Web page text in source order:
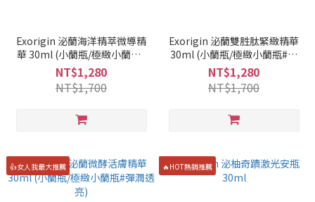
Exorigin 泌蘭海洋精萃微導精
華 30ml (小蘭瓶/極緻小蘭瓶#
保濕修護)
NT$1,280
NT$1,700
Exorigin 泌蘭雙胜肽緊緻精華
30ml (小蘭瓶/極緻小蘭瓶#撫
平細紋)
NT$1,280
NT$1,700
👍女人我最大推薦 🔥HOT熱銷推薦